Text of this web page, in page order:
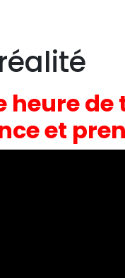
heure
et